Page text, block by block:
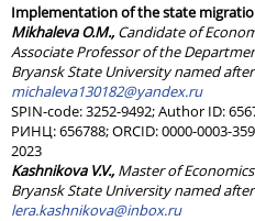
Implementation of the state
Mikhaleva O.M.,Candidate of
Associate Professor of the
Bryansk State University named
michaleva130182@yandex.ru
SPIN-code: 3252-9492; Author ID:
РИНЦ: 656788; ORCID: 0000-0003-
2023
Kashnikova V.V.,Master of
Bryansk State University named
lera.kashnikova@inbox.ru